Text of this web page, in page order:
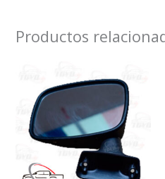
Productos